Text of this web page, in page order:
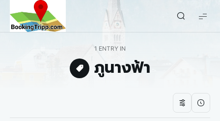
bookingtripp.com
1 ENTRY IN
ภูนางฟ้า